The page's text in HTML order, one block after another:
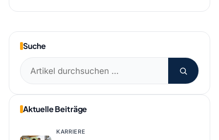
Suche
Suchen
nach:
Aktuelle Beiträge
KARRIERE